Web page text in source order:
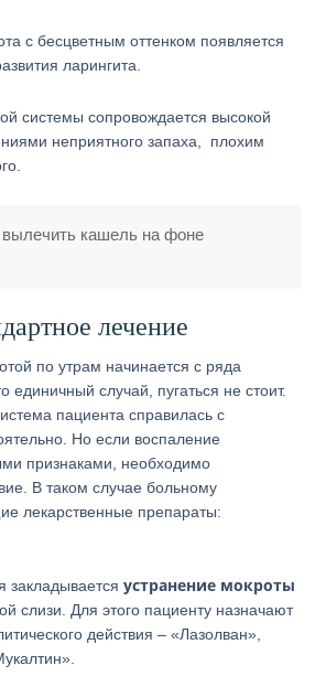
с бесцветным оттенком появляется
ларингита.
системы сопровождается высокой
неприятного запаха, плохим
вылечить кашель на фоне
лечение
по утрам начинается с ряда
единичный случай, пугаться не стоит.
пациента справилась с
Но если воспаление
признаками, необходимо
В таком случае больному
лекарственные препараты:
закладываетсяустранение мокроты
слизи. Для этого пациенту назначают
действия – «Лазолван»,